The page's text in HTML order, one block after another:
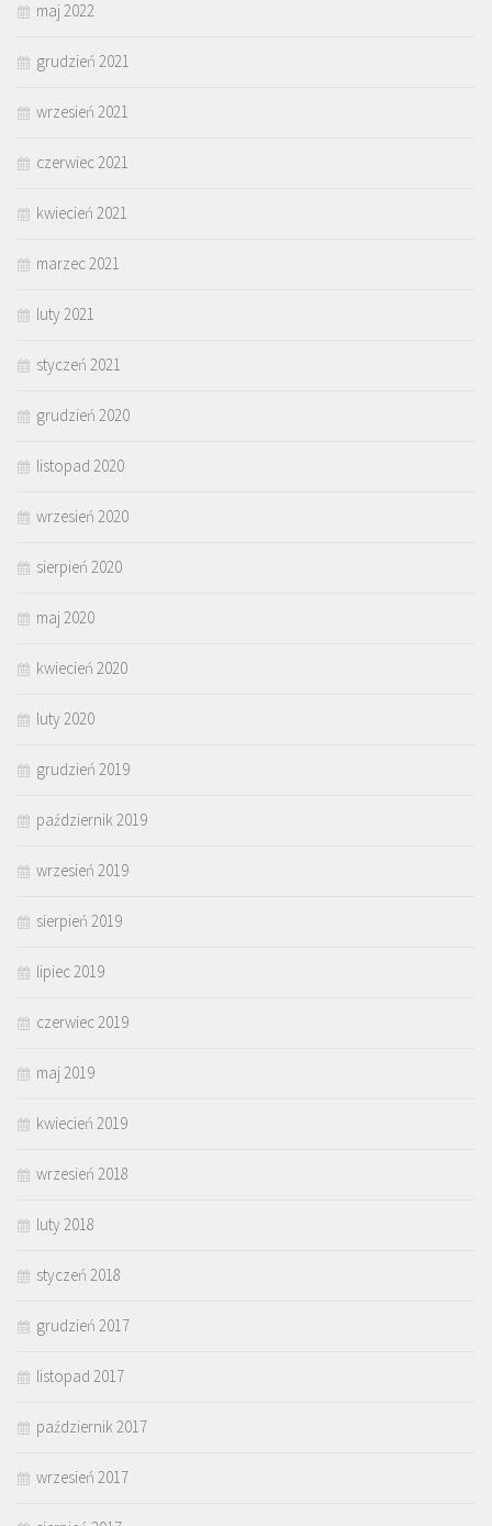
maj 2022
grudzień 2021
wrzesień 2021
czerwiec 2021
kwiecień 2021
marzec 2021
luty 2021
styczeń 2021
grudzień 2020
listopad 2020
wrzesień 2020
sierpień 2020
maj 2020
kwiecień 2020
luty 2020
grudzień 2019
październik 2019
wrzesień 2019
sierpień 2019
lipiec 2019
czerwiec 2019
maj 2019
kwiecień 2019
wrzesień 2018
luty 2018
styczeń 2018
grudzień 2017
listopad 2017
październik 2017
wrzesień 2017